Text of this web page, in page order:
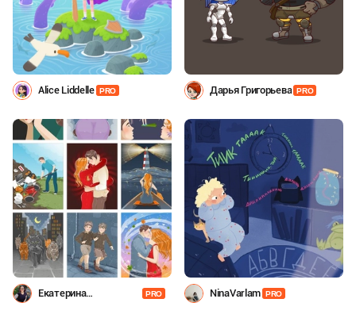
Alice Liddelle PRO Дарья Григорьева PRO
Екатерина
PRO NinaVarlam PRO